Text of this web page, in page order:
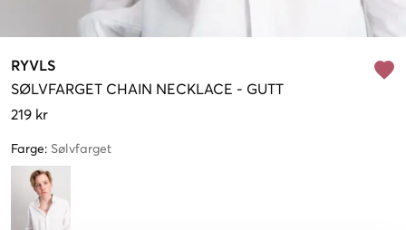
RYVLS
SØLVFARGET CHAIN NECKLACE - GUTT
219 kr
Farge: Sølvfarget